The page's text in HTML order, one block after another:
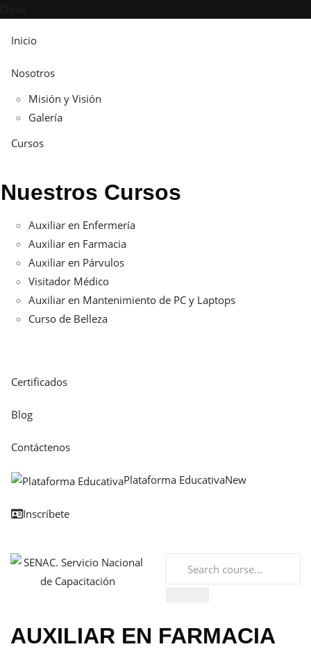
Inicio
Nosotros
Misión y Visión
Galería
Cursos
Nuestros Cursos
Auxiliar en Enfermería
Auxiliar en Farmacia
Auxiliar en Párvulos
Visitador Médico
Auxiliar en Mantenimiento de PC y Laptops
Curso de Belleza
Certificados
Blog
Contáctenos
Plataforma EducativaNew
Inscríbete
AUXILIAR EN FARMACIA